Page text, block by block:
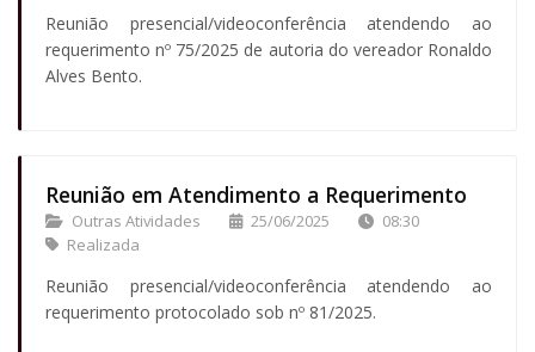
Reunião presencial/videoconferência atendendo ao
requerimento nº 75/2025 de autoria do vereador Ronaldo
Alves Bento.
Reunião em Atendimento a Requerimento
Outras Atividades 25/06/2025
08:30
Realizada
Reunião presencial/videoconferência atendendo ao
requerimento protocolado sob nº 81/2025.